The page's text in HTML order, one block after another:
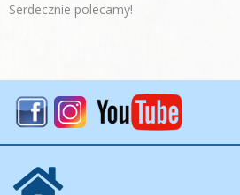
Serdecznie polecamy!